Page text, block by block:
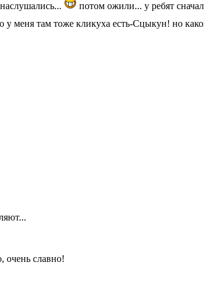
потом ожили... у ребят
у меня там тоже кликуха есть-Сцыкун! но
очень славно!